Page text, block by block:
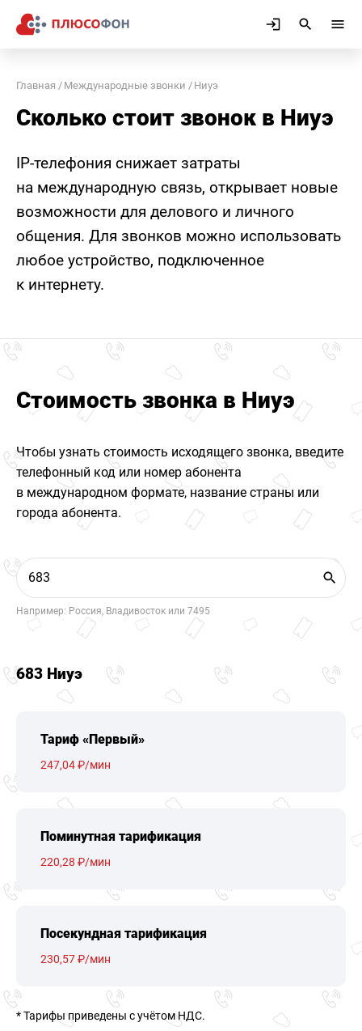
Главная Международные звонки Ниуэ
Сколько стоит звонок в Ниуэ
IP-телефония снижает затраты
на международную связь, открывает новые
возможности для делового и личного
общения. Для звонков можно использовать
любое устройство, подключенное
к интернету.
Стоимость звонка в Ниуэ
Чтобы узнать стоимость исходящего звонка, введите
телефонный код или номер абонента
в международном формате, название страны или
города абонента.
Например: Россия, Владивосток или 7495
683 Ниуэ
Тариф «Первый»
247,04 ₽/мин
Поминутная тарификация
220,28 ₽/мин
Посекундная тарификация
230,57 ₽/мин
* Тарифы приведены c учётом НДС.